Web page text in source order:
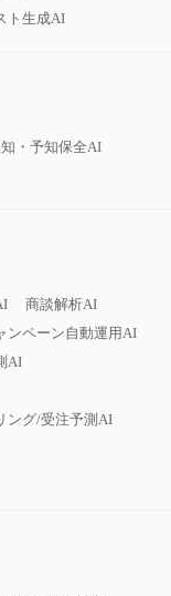
ト生成AI
・予知保全AI
商談解析AI
ンペーン自動運用AI
AI
ング/受注予測AI